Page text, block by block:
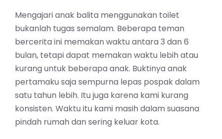
Mengajari anak balita menggunakan toilet
bukanlah tugas semalam. Beberapa teman
bercerita ini memakan waktu antara 3 dan 6
bulan, tetapi dapat memakan waktu lebih atau
kurang untuk beberapa anak. Buktinya anak
pertamaku saja sempurna lepas pospak dalam
satu tahun lebih. Itu juga karena kami kurang
konsisten. Waktu itu kami masih dalam suasana
pindah rumah dan sering keluar kota.